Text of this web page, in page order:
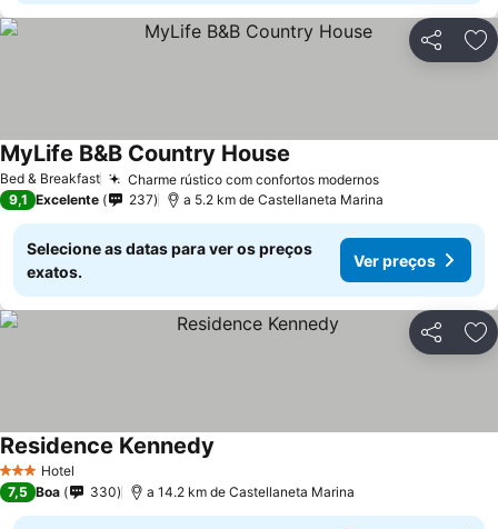
Partilhar
Bed & Breakfast Charme rústico com confortos modernos
MyLife B&B Country House
9,1 Excelente 237 a 5.2 km de Castellaneta Marina
Selecione as datas para ver os preços
exatos.
Ver preços
Partilhar
3 EstrelasHotel
Residence Kennedy
7,5 Boa 330 a 14.2 km de Castellaneta Marina